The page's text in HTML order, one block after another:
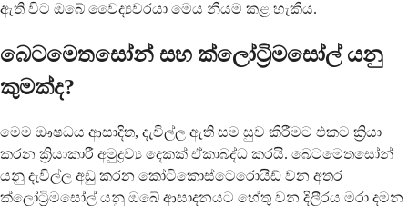
ඇති විට ඔබේ වෛද්‍යවරයා මෙය නියම කළ හැකිය.
බෙටමෙතසෝන් සහ ක්ලෝට්‍රිමසෝල් යනු
කුමක්ද?
මෙම ඖෂධය ආසාදිත, දැවිල්ල ඇති සම සුව කිරීමට එකට ක්‍රියා
කරන ක්‍රියාකාරී අමුද්‍රව්‍ය දෙකක් ඒකාබද්ධ කරයි. බෙටමෙතසෝන්
යනු දැවිල්ල අඩු කරන කෝටිකොස්ටෙරොයිඩ් වන අතර
ක්ලෝට්‍රිමසෝල් යනු ඔබේ ආසාදනයට හේතු වන දිලීරය මරා දමන